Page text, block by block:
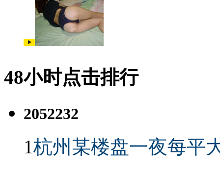
48小时点击排行
2052232
1杭州某楼盘一夜每平